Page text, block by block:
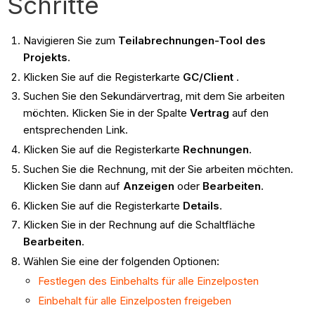
Navigieren Sie zum Teilabrechnungen-Tool des
Projekts.
Klicken Sie auf die Registerkarte GC/Client.
Suchen Sie den Sekundärvertrag, mit dem Sie arbeiten
möchten. Klicken Sie in der Spalte Vertrag auf den
entsprechenden Link.
Klicken Sie auf die Registerkarte Rechnungen.
Suchen Sie die Rechnung, mit der Sie arbeiten möchten.
Klicken Sie dann auf Anzeigen oder Bearbeiten.
Klicken Sie auf die Registerkarte Details.
Klicken Sie in der Rechnung auf die Schaltfläche
Bearbeiten.
Wählen Sie eine der folgenden Optionen:
Festlegen des Einbehalts für alle Einzelposten
Einbehalt für alle Einzelposten freigeben